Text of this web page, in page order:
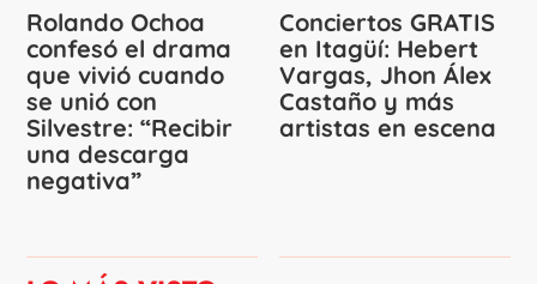
Rolando Ochoa
confesó el drama
que vivió cuando
se unió con
Silvestre: “Recibir
una descarga
negativa”
Conciertos GRATIS
en Itagüí: Hebert
Vargas, Jhon Álex
Castaño y más
artistas en escena